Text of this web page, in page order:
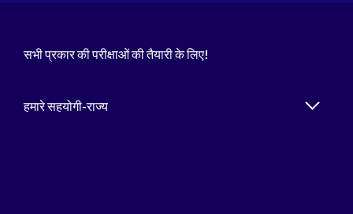
सभी प्रकार की परीक्षाओं की तैयारी के लिए!
हमारे सहयोगी-राज्य